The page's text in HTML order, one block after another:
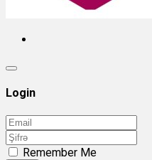
Login
Remember Me